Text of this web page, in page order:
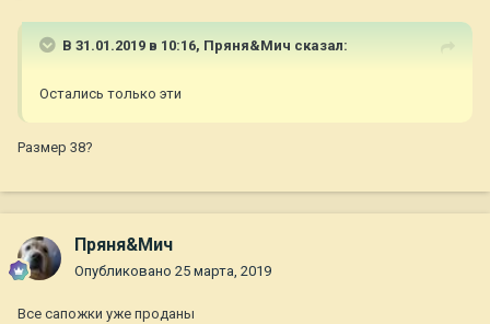
В 31.01.2019 в 10:16, Пряня&Мич сказал:
Остались только эти
Размер 38?
Пряня&Мич
Опубликовано 25 марта, 2019
Все сапожки уже проданы